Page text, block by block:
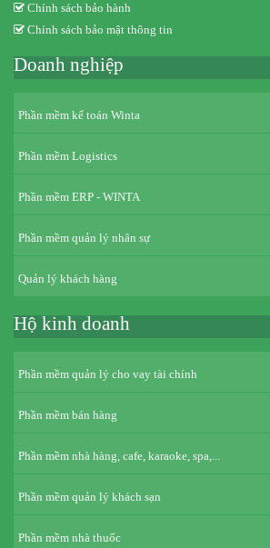
Chính sách bảo hành
Chính sách bảo mật thông tin
Doanh nghiệp
Phần mềm kế toán Winta
Phần mềm Logistics
Phần mềm ERP - WINTA
Phần mềm quản lý nhân sự
Quản lý khách hàng
Hộ kinh doanh
Phần mềm quản lý cho vay tài chính
Phần mềm bán hàng
Phần mềm nhà hàng, cafe, karaoke, spa,...
Phần mềm quản lý khách sạn
Phần mềm nhà thuốc